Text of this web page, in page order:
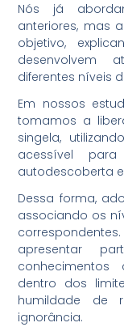
Nós já
anteriores, mas
objetivo,
desenvolvem
diferentes níveis
Em nossos
tomamos a
singela,
acessível
autodescoberta
Dessa forma,
associando os
apresentar
conhecimentos
dentro dos
humildade de
ignorância.